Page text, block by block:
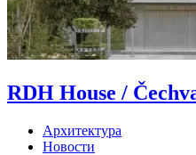
RDH House /
Архитектура
Новости